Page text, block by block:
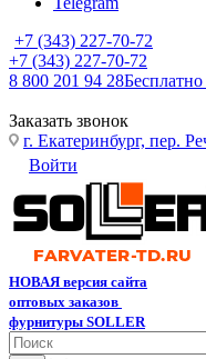
+7 (343) 227-70-72
+7 (343) 227-70-72
8 800 201 94 28
Заказать звонок
г. Екатеринбург, пер.
Войти
НОВАЯ версия сайта
оптовых заказов
фурнитуры SOLLER